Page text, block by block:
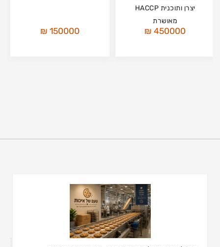
150000 ₪
יצרן ותוכנית HACCP
מאושרת
450000 ₪